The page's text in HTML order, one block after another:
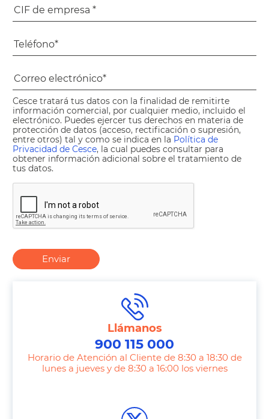
Llámanos
900 115 000
Horario de Atención al Cliente de 8:30 a 18:30 de
lunes a jueves y de 8:30 a 16:00 los viernes
Cesce tratará tus datos con la finalidad de remitirte
información comercial, por cualquier medio, incluido el
electrónico. Puedes ejercer tus derechos en materia de
protección de datos (acceso, rectificación o supresión,
entre otros) tal y como se indica en la Política de
Privacidad de Cesce, la cual puedes consultar para
obtener información adicional sobre el tratamiento de
tus datos.
Enviar